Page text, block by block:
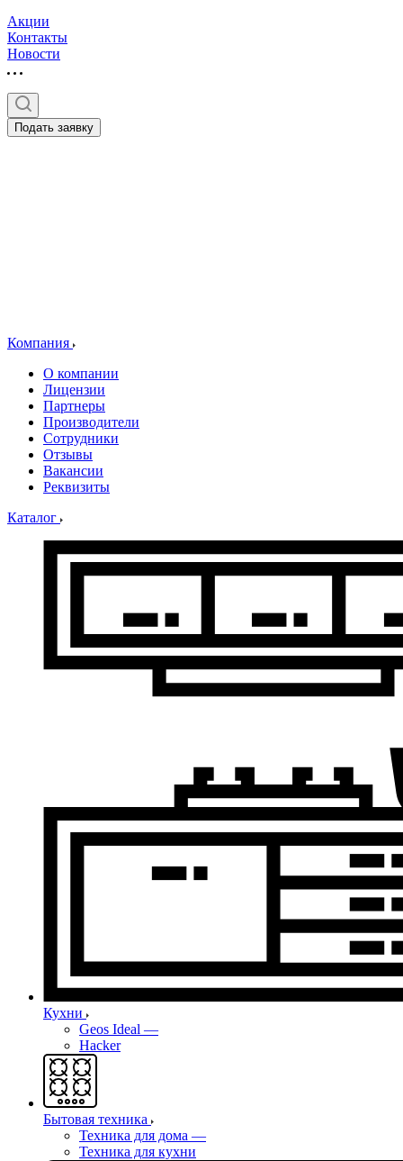
Акции
Контакты
Новости
Подать заявку
Компания
О компании
Лицензии
Партнеры
Производители
Сотрудники
Отзывы
Вакансии
Реквизиты
Каталог
Кухни
Geos Ideal —
Hacker
Бытовая техника
Техника для дома —
Техника для кухни